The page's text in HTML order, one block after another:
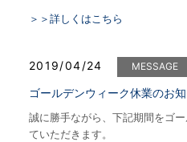
＞＞詳しくはこちら
2019/04/24 MESSAGE
ゴールデンウィーク休業のお
誠に勝手ながら、下記期間をゴ
ていただきます。